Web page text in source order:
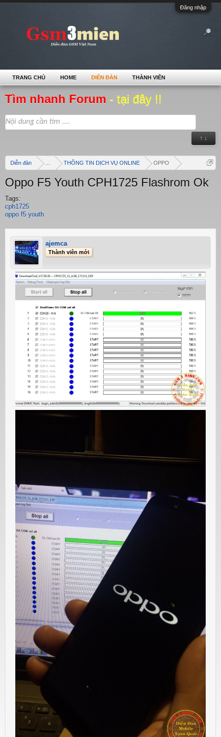
Đăng nhập
Tìm nhanh Forum - tại đây !!
↑ ↓
Diễn đàn THÔNG TIN DỊCH VỤ ONLINE OPPO
Oppo F5 Youth CPH1725 Flashrom Ok
Tags:
cph1725
oppo f5 youth
ajemca
Thành viên mới
TRANG CHỦ HOME DIỄN ĐÀN THÀNH VIÊN